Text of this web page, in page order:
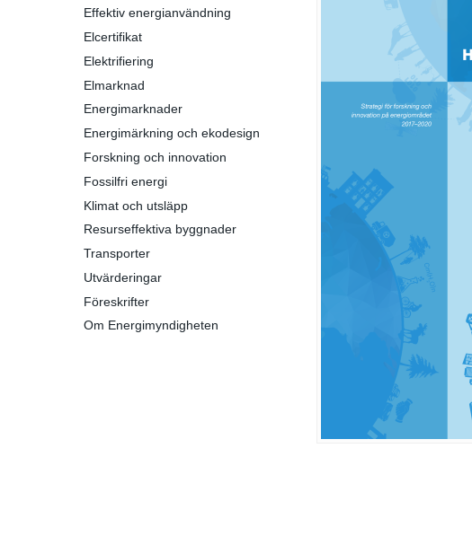
Effektiv energianvändning
Elcertifikat
Elektrifiering
Elmarknad
Energimarknader
Energimärkning och ekodesign
Forskning och innovation
Fossilfri energi
Klimat och utsläpp
Resurseffektiva byggnader
Transporter
Utvärderingar
Föreskrifter
Om Energimyndigheten